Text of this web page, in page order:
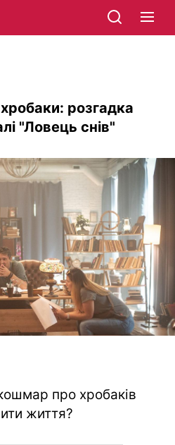
розгадка
"Ловець снів"
про хробаків
життя?